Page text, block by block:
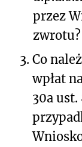
przez
zwrotu?
3. Co
wpłat
30a